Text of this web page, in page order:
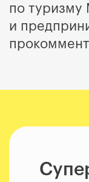
по туризму
и